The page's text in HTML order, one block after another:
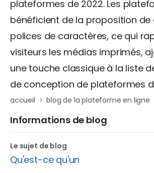
plateformes de 2022. Les
bénéficient de la proposition de
polices de caractères, ce qui
visiteurs les médias imprimés,
une touche classique à la liste
de conception de plateformes
accueil blog de la plateforme en ligne
Informations de blog
Le sujet de blog
Qu'est-ce qu'un